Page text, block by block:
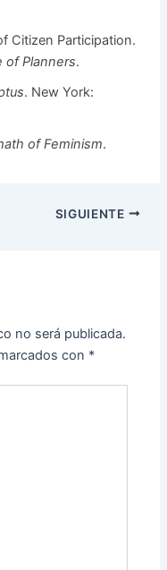
Citizen Participation.
of Planners.
. New York:
of Feminism.
SIGUIENTE
no será publicada.
con *